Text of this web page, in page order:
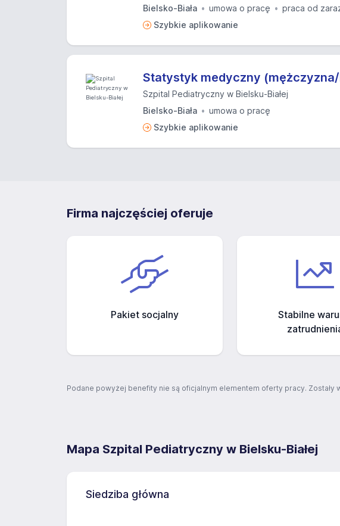
Bielsko-Biała
umowa o pracę
praca od
Szybkie aplikowanie
Statystyk medyczny
Szpital Pediatryczny w Bielsku-Białej
Bielsko-Biała
umowa o pracę
Szybkie aplikowanie
Firma najczęściej oferuje
Pakiet socjalny
Stabilne
Podane powyżej benefity nie są oficjalnym elementem oferty pracy.
Mapa Szpital Pediatryczny w Bielsku-Białej
Siedziba główna